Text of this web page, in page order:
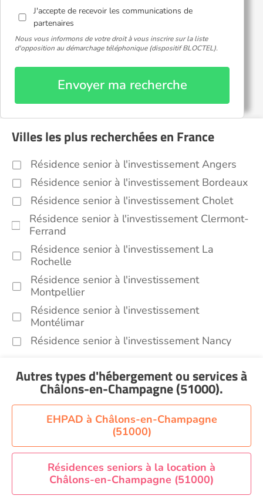
J'accepte de recevoir les communications de
partenaires
Nous vous informons de votre droit à vous inscrire sur la liste
d'opposition au démarchage téléphonique (dispositif BLOCTEL).
Envoyer ma recherche
Villes les plus recherchées en France
Résidence senior à l'investissement Angers
Résidence senior à l'investissement Bordeaux
Résidence senior à l'investissement Cholet
Résidence senior à l'investissement Clermont-
Ferrand
Résidence senior à l'investissement La
Rochelle
Résidence senior à l'investissement
Montpellier
Résidence senior à l'investissement
Montélimar
Résidence senior à l'investissement Nancy
Recherche par ville
Autres types d'hébergement ou servicesà
Châlons-en-Champagne (51000).
EHPAD à Châlons-en-Champagne
(51000)
Résidences seniors à la location à
Châlons-en-Champagne (51000)